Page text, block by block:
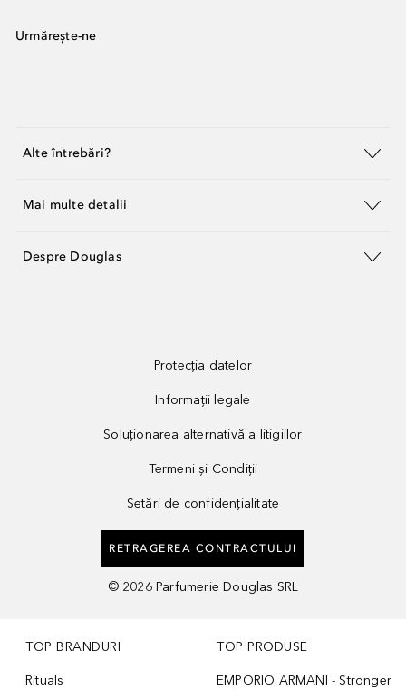
Urmărește-ne
Alte întrebări?
Mai multe detalii
Despre Douglas
Protecția datelor
Informații legale
Soluționarea alternativă a litigiilor
Termeni și Condiții
Setări de confidențialitate
RETRAGEREA CONTRACTULUI
© 2026 Parfumerie Douglas SRL
TOP BRANDURI
Rituals
TOP PRODUSE
EMPORIO ARMANI - Stronger